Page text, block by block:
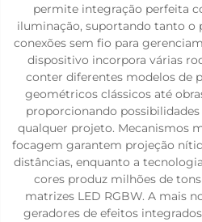
permite integração perfeita
iluminação, suportando tanto o
conexões sem fio para
dispositivo incorpora várias
conter diferentes modelos de
geométricos clássicos até
proporcionando
qualquer projeto. Mecanismos
focagem garantem projeção
distâncias, enquanto a
cores produz milhões de
matrizes LED RGBW. A mais
geradores de efeitos